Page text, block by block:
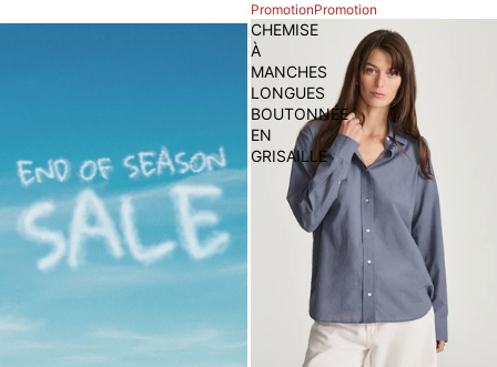
PromotionPromotion
CHEMISE
À
MANCHES
LONGUES
BOUTONNÉE
EN
GRISAILLE